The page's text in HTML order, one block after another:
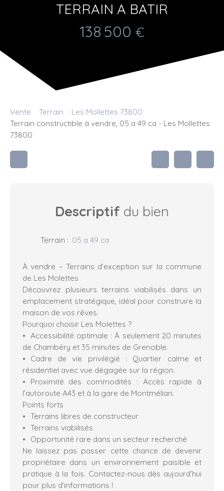
TERRAIN A BATIR
138 500 €
Vente Terrain
Les Mollettes 73800
Terrain constructible à vendre, 05 a 49 ca - Les Mollettes
73800
Descriptif du bien
Terrain : 05 a 49 ca
À vendre – Terrains d’exception sur la commune
de Les Molettes
Découvrez plusieurs terrains viabilisés dans un
emplacement stratégique, idéal pour construire la
maison de vos rêves.
Pourquoi choisir Les Molettes ?
Accessibilité optimale : À seulement 20 minutes
de Chambéry et 35 minutes de Grenoble.
Cadre de vie privilégié : Quartier calme et
résidentiel avec vue dégagée sur la région.
Proximité des commodités : Accès rapide à
l’autoroute A43 et à la gare de Montmélian.
Points forts
Terrains libres de constructeur
Terrains viabilisés
Opportunité rare dans un secteur recherché
Ne laissez pas passer cette chance de devenir
propriétaire dans un environnement paisible et
pratique à la fois. Contactez-nous dès aujourd’hui
pour plus d’informations !